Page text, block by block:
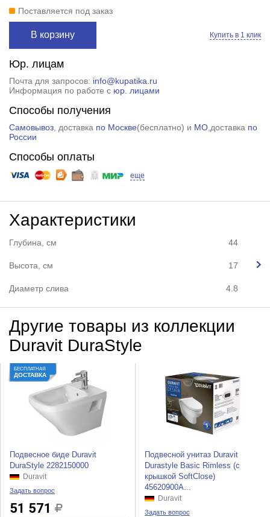
Поставляется под заказ
В корзину Купить в 1 клик
Юр. лицам
Почта для запросов: info@kupatika.ru
Информация по работе с юр. лицами
Способы получения
Самовывоз, доставка по Москве(бесплатно) и МО,доставка по
России
Способы оплаты
еще
Характеристики
Глубина, см 44
Высота, см 17
Диаметр слива 4.8
Другие товары из коллекции
Duravit DuraStyle
БЕСПЛАТНАЯ
ДОСТАВКА
Подвесное биде Duravit
DuraStyle 2282150000
Duravit
Задать вопрос
51 571
Подвесной унитаз Duravit
Durastyle Basic Rimless (с
крышкой SoftClose)
45620900A...
Duravit
Задать вопрос